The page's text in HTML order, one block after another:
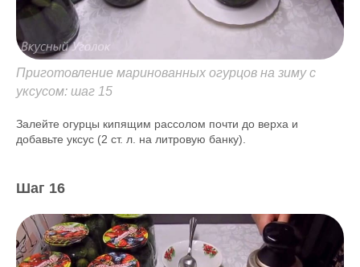
Приготовление маринованных огурцов на зиму с
уксусом: шаг 15
Залейте огурцы кипящим рассолом почти до верха и
добавьте уксус (2 ст. л. на литровую банку).
Шаг 16